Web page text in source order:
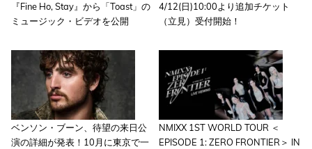
『Fine Ho, Stay』から「Toast」の
ミュージック・ビデオを公開
4/12(日)10:00より追加チケット
（立見）受付開始！
ベンソン・ブーン、待望の来日公
演の詳細が発表！10月に東京で一
NMIXX 1ST WORLD TOUR ＜
EPISODE 1: ZERO FRONTIER＞ IN